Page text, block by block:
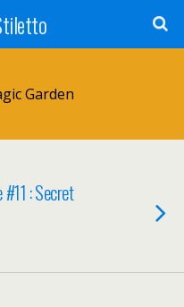
Garden
: Secret